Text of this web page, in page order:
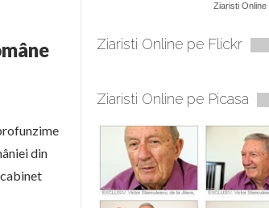
din
Ziaristi Online
Ziaristi Online pe Flickr
Ziaristi Online pe Picasa